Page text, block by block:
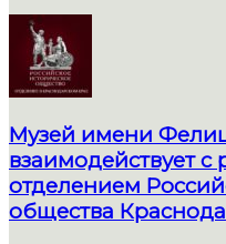
Музей имени
взаимодействует
отделением
общества